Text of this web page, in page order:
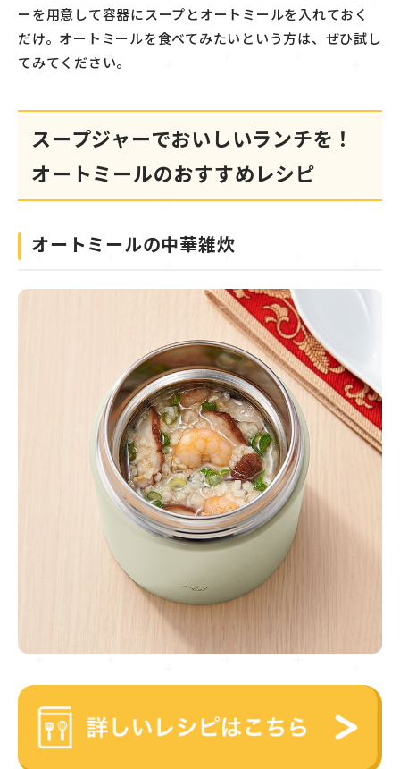
ーを用意して容器にスープとオートミールを入れておく
だけ。オートミールを食べてみたいという方は、ぜひ試し
てみてください。
スープジャーでおいしいランチを！
オートミールのおすすめレシピ
オートミールの中華雑炊